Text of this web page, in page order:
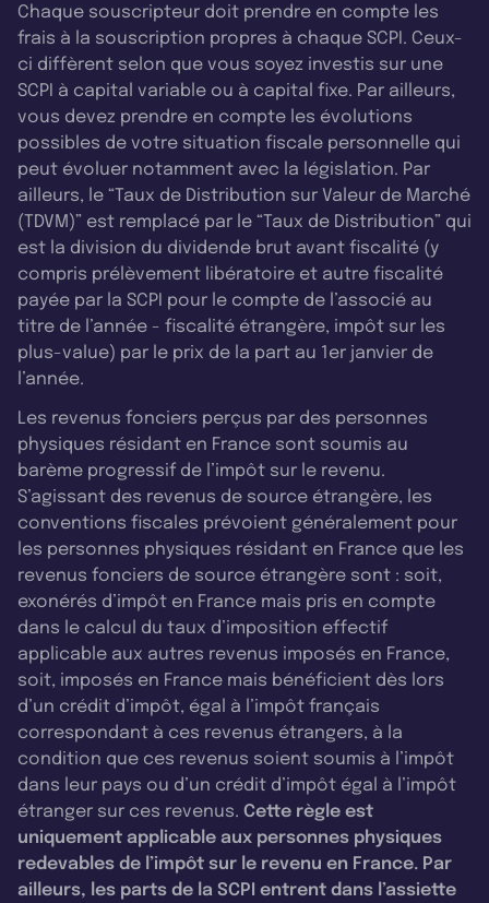
Chaque souscripteur doit prendre en compte les
frais à la souscription propres à chaque SCPI. Ceux-
ci diffèrent selon que vous soyez investis sur une
SCPI à capital variable ou à capital fixe. Par ailleurs,
vous devez prendre en compte les évolutions
possibles de votre situation fiscale personnelle qui
peut évoluer notamment avec la législation. Par
ailleurs, le “Taux de Distribution sur Valeur de Marché
(TDVM)” est remplacé par le “Taux de Distribution” qui
est la division du dividende brut avant fiscalité (y
compris prélèvement libératoire et autre fiscalité
payée par la SCPI pour le compte de l’associé au
titre de l’année - fiscalité étrangère, impôt sur les
plus-value) par le prix de la part au 1er janvier de
l’année.
Les revenus fonciers perçus par des personnes
physiques résidant en France sont soumis au
barème progressif de l’impôt sur le revenu.
S’agissant des revenus de source étrangère, les
conventions fiscales prévoient généralement pour
les personnes physiques résidant en France que les
revenus fonciers de source étrangère sont : soit,
exonérés d’impôt en France mais pris en compte
dans le calcul du taux d’imposition effectif
applicable aux autres revenus imposés en France,
soit, imposés en France mais bénéficient dès lors
d’un crédit d’impôt, égal à l’impôt français
correspondant à ces revenus étrangers, à la
condition que ces revenus soient soumis à l’impôt
dans leur pays ou d’un crédit d’impôt égal à l’impôt
étranger sur ces revenus. Cette règle est
uniquement applicable aux personnes physiques
redevables de l’impôt sur le revenu en France. Par
ailleurs, les parts de la SCPI entrent dans l’assiette